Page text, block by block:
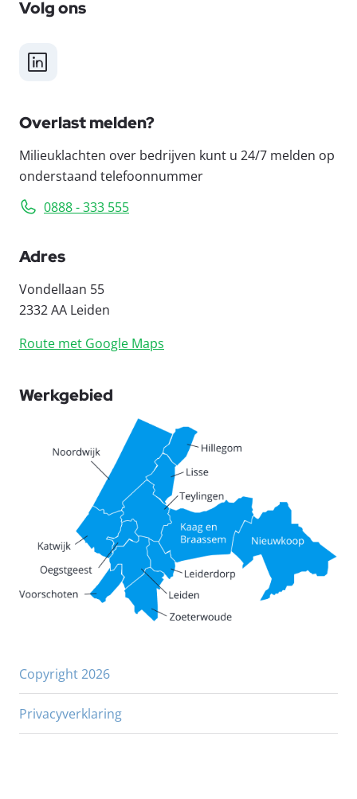
Volg ons
LinkedIn
Overlast melden?
Milieuklachten over bedrijven kunt u 24/7 melden op
onderstaand telefoonnummer
0888 - 333 555
Adres
Vondellaan 55
2332 AA Leiden
Route met Google Maps
Werkgebied
Copyright 2026
Privacyverklaring